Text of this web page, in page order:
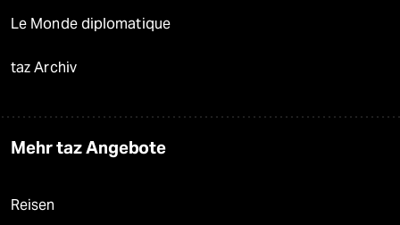
Le Monde diplomatique
taz Archiv
Mehr taz Angebote
Reisen